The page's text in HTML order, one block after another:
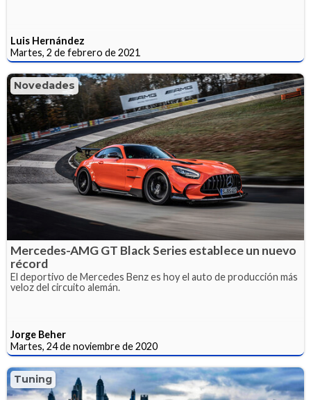
Luis Hernández
Martes, 2 de febrero de 2021
Novedades
Mercedes-AMG GT Black Series establece un nuevo
récord
El deportivo de Mercedes Benz es hoy el auto de producción más
veloz del circuito alemán.
Jorge Beher
Martes, 24 de noviembre de 2020
Tuning